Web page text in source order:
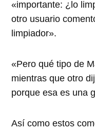
«importante: ¿lo
otro usuario
limpiador».
«Pero qué tipo de
mientras que otro
porque esa es una
Así como estos